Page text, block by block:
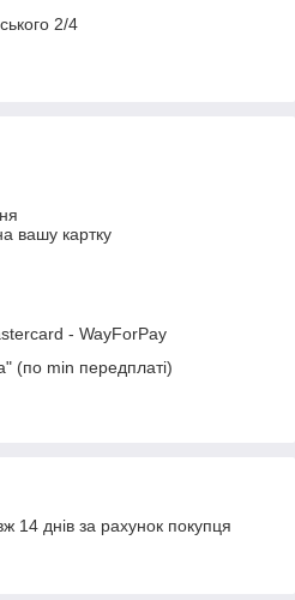
2/4
вашу картку
- WayForPay
(по min передплаті)
14 днів за рахунок покупця